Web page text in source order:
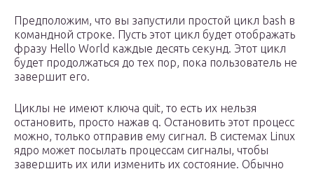
Предположим, что вы запустили простой цикл bash в
командной строке. Пусть этот цикл будет отображать
фразу Hello World каждые десять секунд. Этот цикл
будет продолжаться до тех пор, пока пользователь не
завершит его.
Циклы не имеют ключа quit, то есть их нельзя
остановить, просто нажав q. Остановить этот процесс
можно, только отправив ему сигнал. В системах Linux
ядро может посылать процессам сигналы, чтобы
завершить их или изменить их состояние. Обычно